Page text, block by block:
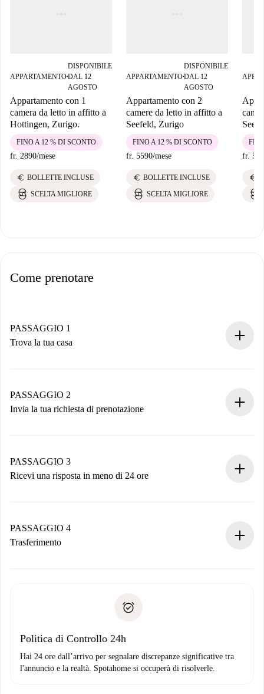
APPARTAMENTO■
DISPONIBILE
DAL 12
AGOSTO
Appartamento con 1
camera da letto in affitto a
Hottingen, Zurigo.
fr. 2890/mese
FINO A 12 % DI SCONTO
euro BOLLETTE INCLUSE
SCELTA MIGLIORE
APPARTAMENTO■
DISPONIBILE
DAL 12
AGOSTO
Appartamento con 2
camere da letto in affitto a
Seefeld, Zurigo
fr. 5590/mese
FINO A 12 % DI SCONTO
euro BOLLETTE INCLUSE
SCELTA MIGLIORE
fr.
euro
Come prenotare
PASSAGGIO 1
Trova la tua casa
Hai tutte le informazioni necessarie in anticipo.
PASSAGGIO 2
Invia la tua richiesta di prenotazione
non accetta.
PASSAGGIO 3
Ricevi una risposta in meno di 24 ore
contatto con il proprietario.
Se rifiutata: non ti addebiteremo nulla e ti proporremo
Domiciliazione del pagamento
PASSAGGIO 4
Trasferimento
solo se non segnali problemi.
Politica di Controllo 24h
Hai 24 ore dall’arrivo per segnalare discrepanze significative tra
l'annuncio e la realtà. Spotahome si occuperà di risolverle.